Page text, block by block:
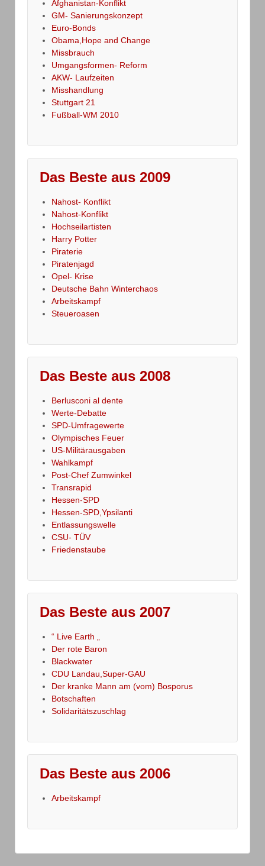
Afghanistan-Konflikt
GM- Sanierungskonzept
Euro-Bonds
Obama,Hope and Change
Missbrauch
Umgangsformen- Reform
AKW- Laufzeiten
Misshandlung
Stuttgart 21
Fußball-WM 2010
Das Beste aus 2009
Nahost- Konflikt
Nahost-Konflikt
Hochseilartisten
Harry Potter
Piraterie
Piratenjagd
Opel- Krise
Deutsche Bahn Winterchaos
Arbeitskampf
Steueroasen
Das Beste aus 2008
Berlusconi al dente
Werte-Debatte
SPD-Umfragewerte
Olympisches Feuer
US-Militärausgaben
Wahlkampf
Post-Chef Zumwinkel
Transrapid
Hessen-SPD
Hessen-SPD,Ypsilanti
Entlassungswelle
CSU- TÜV
Friedenstaube
Das Beste aus 2007
“ Live Earth „
Der rote Baron
Blackwater
CDU Landau,Super-GAU
Der kranke Mann am (vom) Bosporus
Botschaften
Solidaritätszuschlag
Das Beste aus 2006
Arbeitskampf